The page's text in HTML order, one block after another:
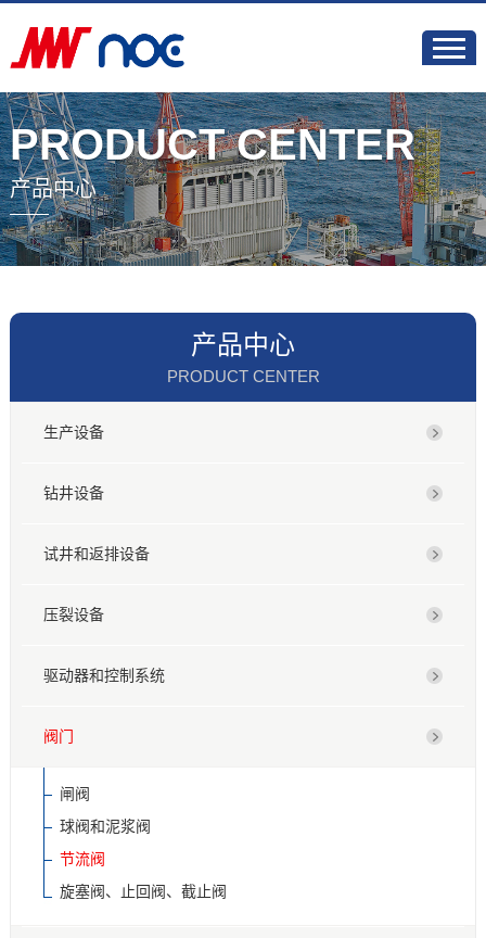
PRODUCT CENTER
产品中心
产品中心
PRODUCT CENTER
生产设备
钻井设备
试井和返排设备
压裂设备
驱动器和控制系统
阀门
闸阀
球阀和泥浆阀
节流阀
旋塞阀、止回阀、截止阀